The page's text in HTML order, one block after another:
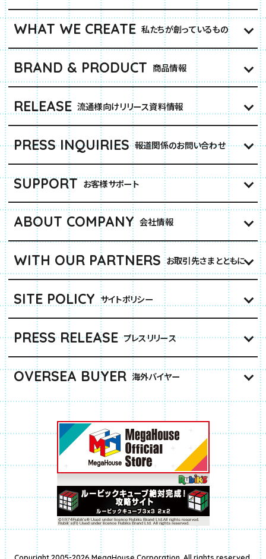
WHAT WE CREATE 私たちが創っているもの
BRAND & PRODUCT 商品情報
RELEASE 流通様向けリリース資料情報
PRESS INQUIRIES 報道関係のお問い合わせ
SUPPORT お客様サポート
ABOUT COMPANY 会社情報
WITH OUR PARTNERS お取引先さまとともに
SITE POLICY サイトポリシー
PRESS RELEASE プレスリリース
OVERSEA BUYER 海外バイヤー